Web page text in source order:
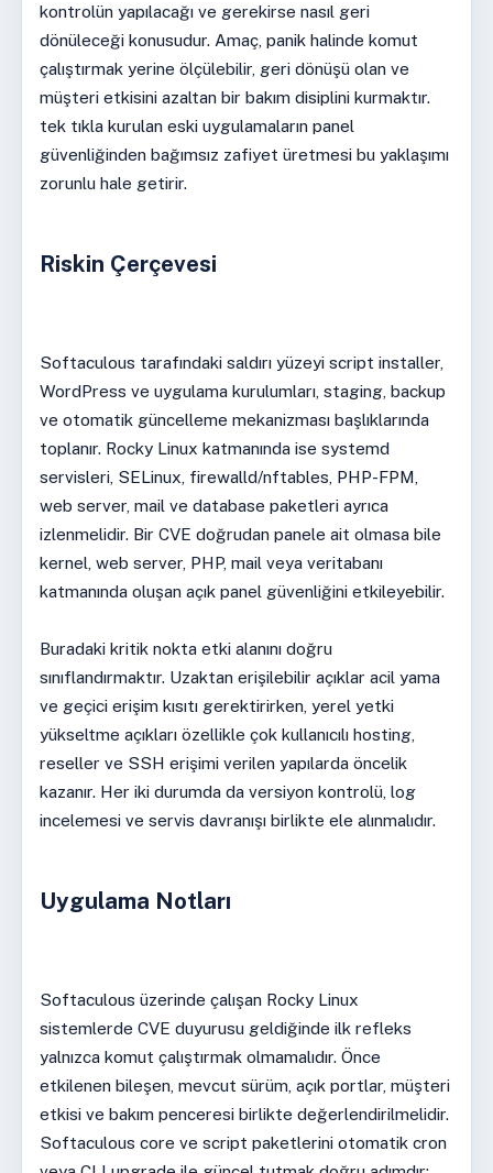
kontrolün yapılacağı ve gerekirse nasıl geri
dönüleceği konusudur. Amaç, panik halinde komut
çalıştırmak yerine ölçülebilir, geri dönüşü olan ve
müşteri etkisini azaltan bir bakım disiplini kurmaktır.
tek tıkla kurulan eski uygulamaların panel
güvenliğinden bağımsız zafiyet üretmesi bu yaklaşımı
zorunlu hale getirir.
Riskin Çerçevesi
Softaculous tarafındaki saldırı yüzeyi script installer,
WordPress ve uygulama kurulumları, staging, backup
ve otomatik güncelleme mekanizması başlıklarında
toplanır. Rocky Linux katmanında ise systemd
servisleri, SELinux, firewalld/nftables, PHP-FPM,
web server, mail ve database paketleri ayrıca
izlenmelidir. Bir CVE doğrudan panele ait olmasa bile
kernel, web server, PHP, mail veya veritabanı
katmanında oluşan açık panel güvenliğini etkileyebilir.
Buradaki kritik nokta etki alanını doğru
sınıflandırmaktır. Uzaktan erişilebilir açıklar acil yama
ve geçici erişim kısıtı gerektirirken, yerel yetki
yükseltme açıkları özellikle çok kullanıcılı hosting,
reseller ve SSH erişimi verilen yapılarda öncelik
kazanır. Her iki durumda da versiyon kontrolü, log
incelemesi ve servis davranışı birlikte ele alınmalıdır.
Uygulama Notları
Softaculous üzerinde çalışan Rocky Linux
sistemlerde CVE duyurusu geldiğinde ilk refleks
yalnızca komut çalıştırmak olmamalıdır. Önce
etkilenen bileşen, mevcut sürüm, açık portlar, müşteri
etkisi ve bakım penceresi birlikte değerlendirilmelidir.
Softaculous core ve script paketlerini otomatik cron